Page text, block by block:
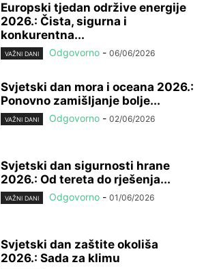
Europski tjedan održive energije
2026.: Čista, sigurna i
konkurentna...
VAŽNI DANI Odgovorno - 06/06/2026
Svjetski dan mora i oceana 2026.:
Ponovno zamišljanje bolje...
VAŽNI DANI Odgovorno - 02/06/2026
Svjetski dan sigurnosti hrane
2026.: Od tereta do rješenja...
VAŽNI DANI Odgovorno - 01/06/2026
Svjetski dan zaštite okoliša
2026.: Sada za klimu